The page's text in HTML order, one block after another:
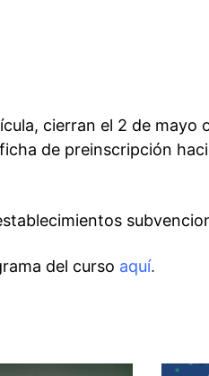
cierran el 2 de mayo
de preinscripción
del curso aquí.